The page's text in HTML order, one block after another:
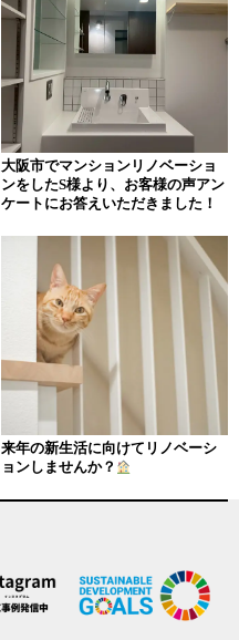
大阪市でマンションリノベーショ
ンをしたS様より、お客様の声アン
ケートにお答えいただきました！
来年の新生活に向けてリノベーシ
ョンしませんか？